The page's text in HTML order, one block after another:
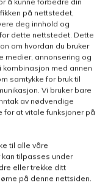
på nettstedet,
deg innhold og
dette nettstedet. Dette
om hvordan du bruker
medier, annonsering og
kombinasjon med annen
samtykke for bruk til
Vi bruker bare
av nødvendige
at vitale funksjoner på
til alle våre
tilpasses under
eller trekke ditt
på denne nettsiden.
henvendelse
du kontaktet
oversikt over